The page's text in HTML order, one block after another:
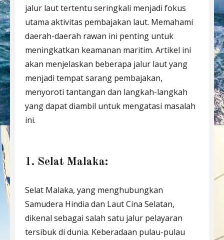
jalur laut tertentu seringkali menjadi fokus
utama aktivitas pembajakan laut. Memahami
daerah-daerah rawan ini penting untuk
meningkatkan keamanan maritim. Artikel ini
akan menjelaskan beberapa jalur laut yang
menjadi tempat sarang pembajakan,
menyoroti tantangan dan langkah-langkah
yang dapat diambil untuk mengatasi masalah
ini.
1. Selat Malaka:
Selat Malaka, yang menghubungkan
Samudera Hindia dan Laut Cina Selatan,
dikenal sebagai salah satu jalur pelayaran
tersibuk di dunia. Keberadaan pulau-pulau